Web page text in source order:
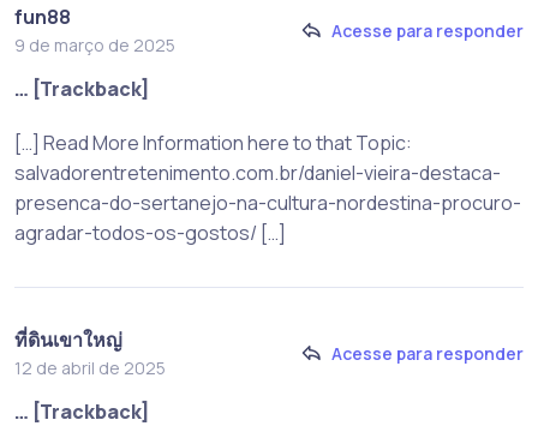
fun88
9 de março de 2025
Acesse para responder
… [Trackback]
[…] Read More Information here to that Topic:
salvadorentretenimento.com.br/daniel-vieira-destaca-
presenca-do-sertanejo-na-cultura-nordestina-procuro-
agradar-todos-os-gostos/ […]
ที่ดินเขาใหญ่
12 de abril de 2025
Acesse para responder
… [Trackback]